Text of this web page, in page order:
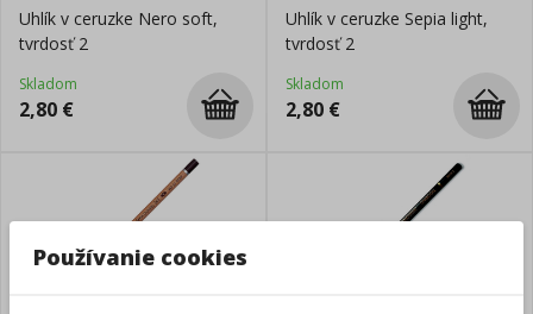
Uhlík v ceruzke Nero soft,
tvrdosť 2
Skladom
2,80 €
Uhlík v ceruzke Sepia light,
tvrdosť 2
Skladom
2,80 €
Používanie cookies